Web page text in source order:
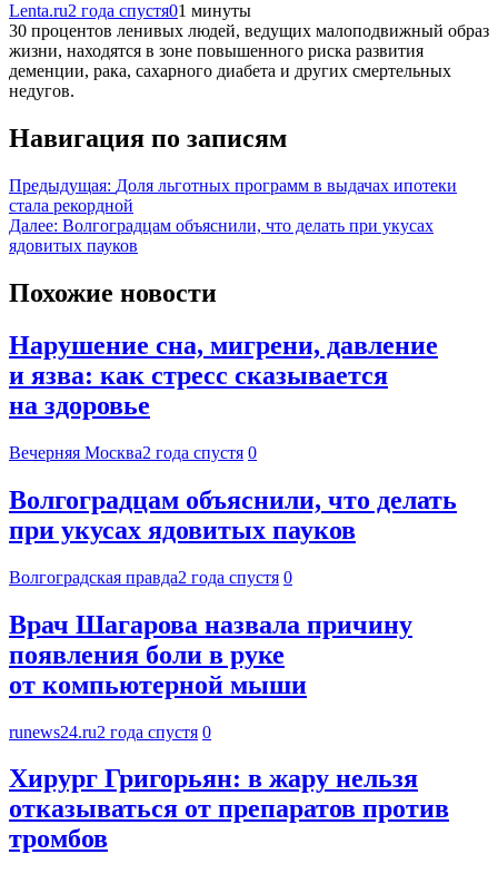
Lenta.ru2 года спустя01 минуты
30 процентов ленивых людей, ведущих малоподвижный образ
жизни, находятся в зоне повышенного риска развития
деменции, рака, сахарного диабета и других смертельных
недугов.
Навигация по записям
Предыдущая: Доля льготных программ в выдачах ипотеки
стала рекордной
Далее: Волгоградцам объяснили, что делать при укусах
ядовитых пауков
Похожие новости
Нарушение сна, мигрени, давление
и язва: как стресс сказывается
на здоровье
Вечерняя Москва2 года спустя 0
Волгоградцам объяснили, что делать
при укусах ядовитых пауков
Волгоградская правда2 года спустя 0
Врач Шагарова назвала причину
появления боли в руке
от компьютерной мыши
runews24.ru2 года спустя 0
Хирург Григорьян: в жару нельзя
отказываться от препаратов против
тромбов